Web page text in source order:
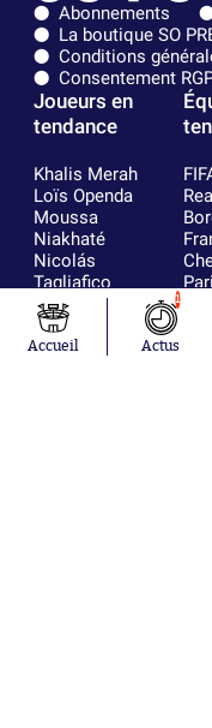
Abonnements
La boutique SO
Conditions
Consentement
Joueurs en
tendance
Khalis Merah
Loïs Openda
Moussa
Niakhaté
Nicolás
Tagliafico
Pavel Šulc
Gauthier Hein
Lionel Messi
Accueil
1
Actus